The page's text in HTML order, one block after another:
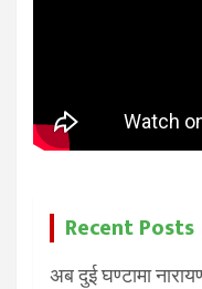
Recent Posts
अब दुई घण्टामा